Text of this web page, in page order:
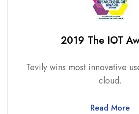
2019 The IOT
Tevily wins most innovative
cloud.
Read More